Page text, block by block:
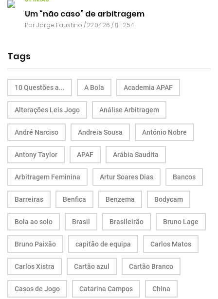
Um “não caso” de arbitragem
PorJorge Faustino / 22.04.26 / 254
Tags
10 Questões a... A Bola Academia APAF
Alterações Leis Jogo Análise Arbitragem
André Narciso Andreia Sousa António Nobre
Antony Taylor APAF Arábia Saudita
Arbitragem Feminina Artur Soares Dias Bancos
Barreiras Benfica Benzema Bodycam
Bola ao solo Brasil Brasileirão Bruno Lage
Bruno Paixão capitão de equipa Carlos Matos
Carlos Xistra Cartão azul Cartão Branco
Casos de Jogo Catarina Campos China